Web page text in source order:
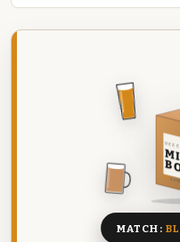
8
MATCH: